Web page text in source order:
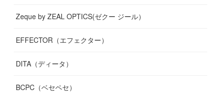
Zeque by ZEAL OPTICS(ゼクー ジール）
EFFECTOR（エフェクター）
DITA（ディータ）
BCPC（ベセペセ）